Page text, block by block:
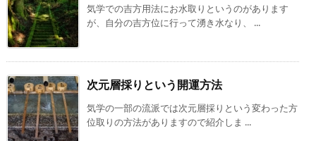
気学での吉方用法にお水取りというのがあります
が、自分の吉方位に行って湧き水なり、 ...
次元層採りという開運方法
気学の一部の流派では次元層採りという変わった方
位取りの方法がありますので紹介しま ...